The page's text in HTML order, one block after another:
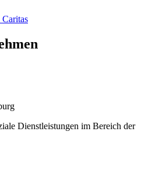
Dienstleistungen im Bereich der